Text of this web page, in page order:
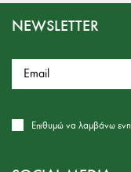
NEWSLETTER
Επιθυμώ να λαμβάνω